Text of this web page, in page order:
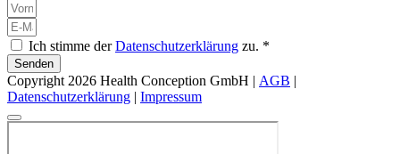
Ich stimme derDatenschutzerklärung zu. *
Senden
Copyright 2026 Health Conception GmbH | AGB |
Datenschutzerklärung | Impressum